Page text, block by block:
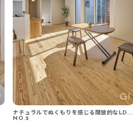
ナチュラルでぬくもりを感じる開放的なLD...
NO.2